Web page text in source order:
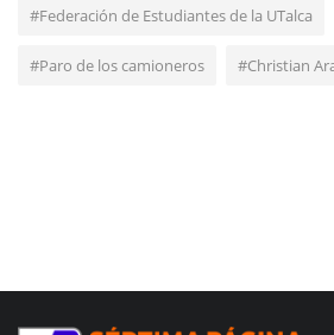
#Federación de Estudiantes de la UTalca
#Paro de los camioneros #Christian